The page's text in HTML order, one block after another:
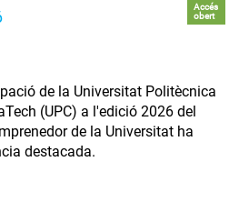
Accés
obert
de la Universitat Politècnica
(UPC) a l'edició 2026 del
de la Universitat ha
destacada.